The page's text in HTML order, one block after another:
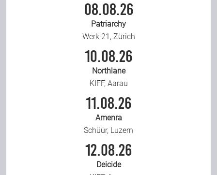
08.08.26
Patriarchy
Werk 21, Zürich
10.08.26
Northlane
KIFF, Aarau
11.08.26
Amenra
Schüür, Luzern
12.08.26
Deicide